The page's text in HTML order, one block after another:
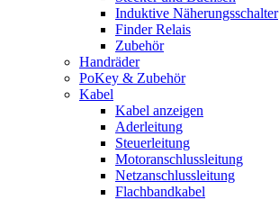
Induktive Näherungsschalter
Finder Relais
Zubehör
Handräder
PoKey & Zubehör
Kabel
Kabel anzeigen
Aderleitung
Steuerleitung
Motoranschlussleitung
Netzanschlussleitung
Flachbandkabel